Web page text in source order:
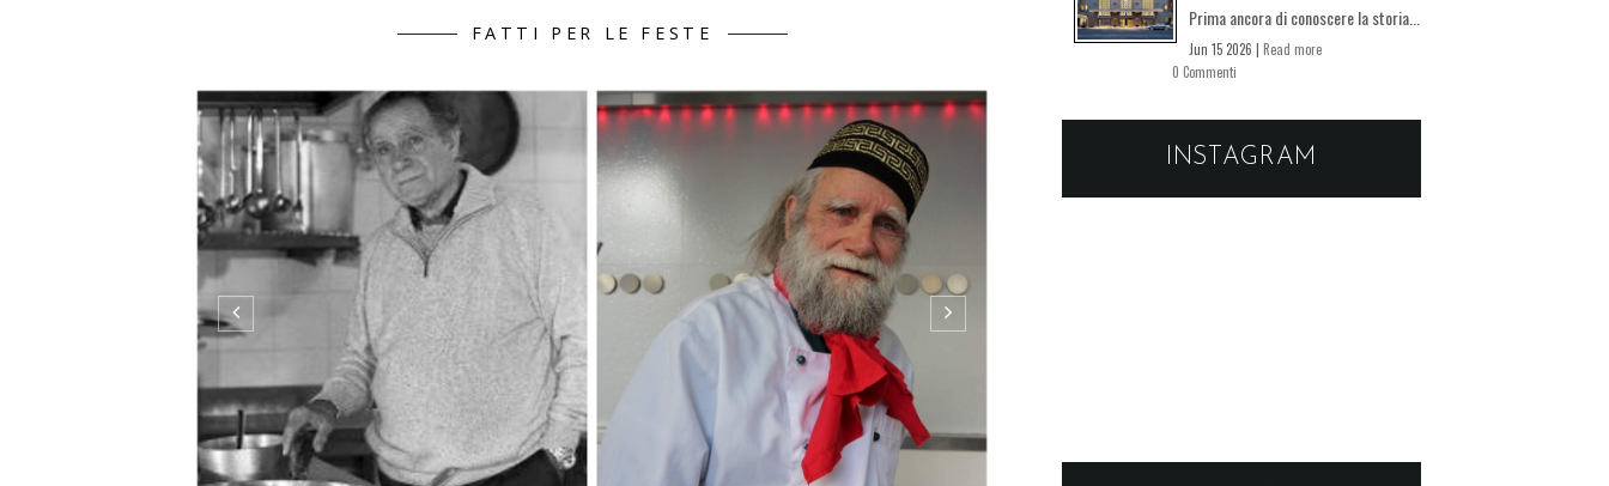
FATTI PER LE FESTE
Prima ancora di conoscere la storia...
Jun 15 2026 | Read more
0 Commenti
INSTAGRAM